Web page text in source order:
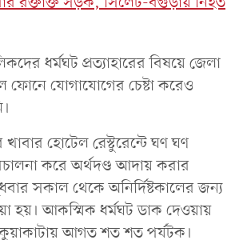
ধর্মঘট প্রত্যাহারের বিষয়ে জেলা
ফোনে যোগাযোগের চেষ্টা করেও
খাবার হোটেল রেস্টুরেন্টে ঘণ ঘণ
করে অর্থদণ্ড আদায় করার
সকাল থেকে অনির্দিষ্টকালের জন্য
হয়। আকস্মিক ধর্মঘট ডাক দেওয়ায়
আগত শত শত পর্যটক।